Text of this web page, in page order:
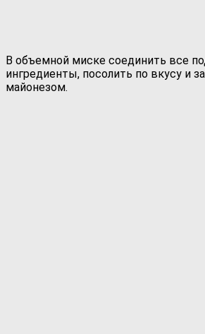
В объемной миске соединить все
ингредиенты, посолить по вкусу и
майонезом.